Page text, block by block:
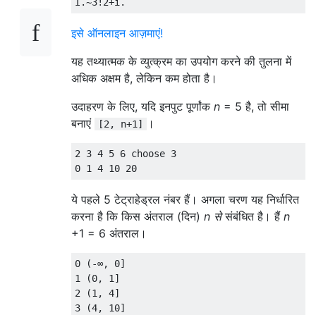
इसे ऑनलाइन आज़माएं!
यह तथ्यात्मक के व्युत्क्रम का उपयोग करने की तुलना में
अधिक अक्षम है, लेकिन कम होता है।
उदाहरण के लिए, यदि इनपुट पूर्णांक n = 5 है, तो सीमा
बनाएं
[2, n+1] ।
2 3 4 5 6 choose 3
ये पहले 5 टेट्राहेड्रल नंबर हैं। अगला चरण यह निर्धारित
करना है कि किस अंतराल (दिन) n सेसंबंधित है। हैं n
+1 = 6 अंतराल।
0 (-∞, 0]
1 (0, 1]
2 (1, 4]
3 (4, 10]